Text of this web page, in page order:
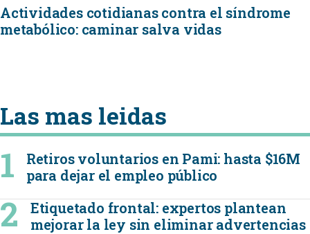
Actividades cotidianas contra el síndrome
metabólico: caminar salva vidas
Las mas leidas
Retiros voluntarios en Pami: hasta $16M
para dejar el empleo público
Etiquetado frontal: expertos plantean
mejorar la ley sin eliminar advertencias